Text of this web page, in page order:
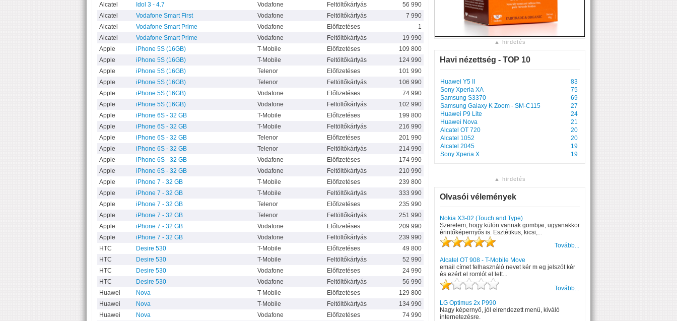
Alcatel
Idol 3 - 4.7 Vodafone Feltöltőkártyás
56 990
Alcatel
Vodafone Smart First Vodafone Feltöltőkártyás
7 990
Alcatel
Vodafone Smart Prime Vodafone Előfizetéses
1
Alcatel
Vodafone Smart Prime Vodafone Feltöltőkártyás
19 990
Apple
iPhone 5S (16GB) T-Mobile Előfizetéses
109 800
Apple
iPhone 5S (16GB) T-Mobile Feltöltőkártyás
124 990
Apple
iPhone 5S (16GB) Telenor Előfizetéses
101 990
Apple
iPhone 5S (16GB) Telenor Feltöltőkártyás
106 990
Apple
iPhone 5S (16GB) Vodafone Előfizetéses
74 990
Apple
iPhone 5S (16GB) Vodafone Feltöltőkártyás
102 990
Apple
iPhone 6S - 32 GB T-Mobile Előfizetéses
199 800
Apple
iPhone 6S - 32 GB T-Mobile Feltöltőkártyás
216 990
Apple
iPhone 6S - 32 GB Telenor Előfizetéses
201 990
Apple
iPhone 6S - 32 GB Telenor Feltöltőkártyás
214 990
Apple
iPhone 6S - 32 GB Vodafone Előfizetéses
174 990
Apple
iPhone 6S - 32 GB Vodafone Feltöltőkártyás
210 990
Apple
iPhone 7 - 32 GB T-Mobile Előfizetéses
239 800
Apple
iPhone 7 - 32 GB T-Mobile Feltöltőkártyás
333 990
Apple
iPhone 7 - 32 GB Telenor Előfizetéses
235 990
Apple
iPhone 7 - 32 GB Telenor Feltöltőkártyás
251 990
Apple
iPhone 7 - 32 GB Vodafone Előfizetéses
209 990
Apple
iPhone 7 - 32 GB Vodafone Feltöltőkártyás
239 990
HTC
Desire 530 T-Mobile Előfizetéses
49 800
HTC
Desire 530 T-Mobile Feltöltőkártyás
52 990
HTC
Desire 530 Vodafone Előfizetéses
24 990
HTC
Desire 530 Vodafone Feltöltőkártyás
56 990
Huawei
Nova T-Mobile Előfizetéses
129 800
Huawei
Nova T-Mobile Feltöltőkártyás
134 990
Huawei
Nova Vodafone Előfizetéses
74 990
▲ hirdetés
Havi nézettség - TOP 10
Huawei Y5 II
83
Sony Xperia XA
75
Samsung S3370
69
Samsung Galaxy K Zoom - SM-C115
27
Huawei P9 Lite
24
Huawei Nova
21
Alcatel OT 720
20
Alcatel 1052
20
Alcatel 2045
19
Sony Xperia X
19
▲ hirdetés
Olvasói vélemények
Nokia X3-02 (Touch and Type)
Szeretem, hogy külön vannak gombjai, ugyanakkor
érintőképernyős is. Esztétikus, kicsi,...
Tovább...
Alcatel OT 908 - T-Mobile Move
email címet felhasználó nevet kér m eg jelszót kér
és ezért el romlót el lett...
Tovább...
LG Optimus 2x P990
Nagy képernyő, jól elrendezett menü, kiváló
internetezésre.